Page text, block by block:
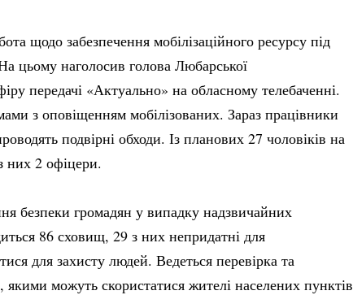
щодо забезпечення мобілізаційного ресурсу під
На цьому наголосив голова Любарської
передачі «Актуально» на обласному телебаченні.
з оповіщенням мобілізованих. Зараз працівники
подвірні обходи. Із планових 27 чоловіків на
них 2 офіцери.
безпеки громадян у випадку надзвичайних
86 сховищ, 29 з них непридатні для
для захисту людей. Ведеться перевірка та
якими можуть скористатися жителі населених пунктів